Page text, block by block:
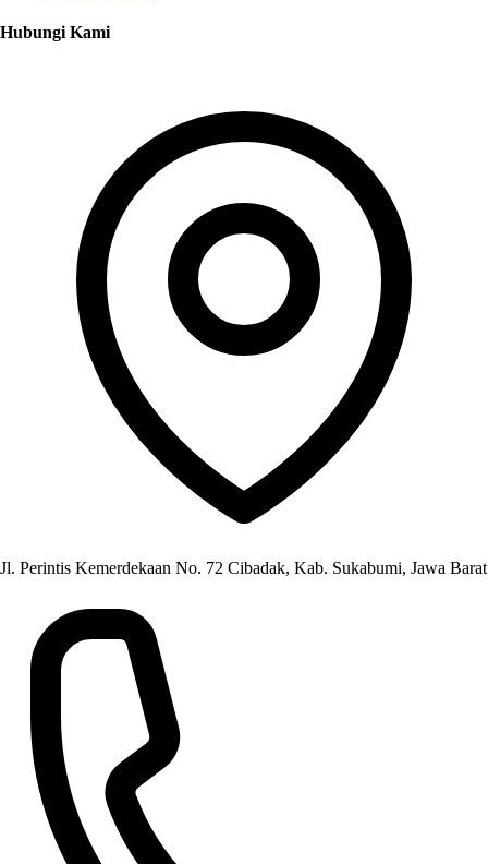
Hubungi Kami
Jl. Perintis Kemerdekaan No. 72 Cibadak, Kab. Sukabumi, Jawa Barat